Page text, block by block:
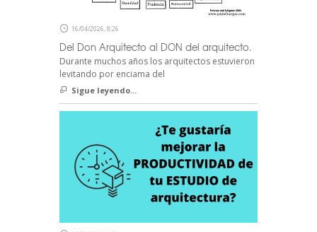
16/04/2026, 8:26
Del Don Arquitecto al DON del arquitecto.
Durante muchos años los arquitectos estuvieron
levitando por enciama del
Sigue leyendo...